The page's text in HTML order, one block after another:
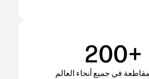
200+